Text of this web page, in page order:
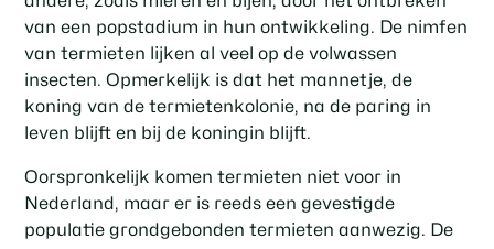
van een popstadium in hun ontwikkeling. De nimfen
van termieten lijken al veel op de volwassen
insecten. Opmerkelijk is dat het mannetje, de
koning van de termietenkolonie, na de paring in
leven blijft en bij de koningin blijft.
Oorspronkelijk komen termieten niet voor in
Nederland, maar er is reeds een gevestigde
populatie grondgebonden termieten aanwezig. De